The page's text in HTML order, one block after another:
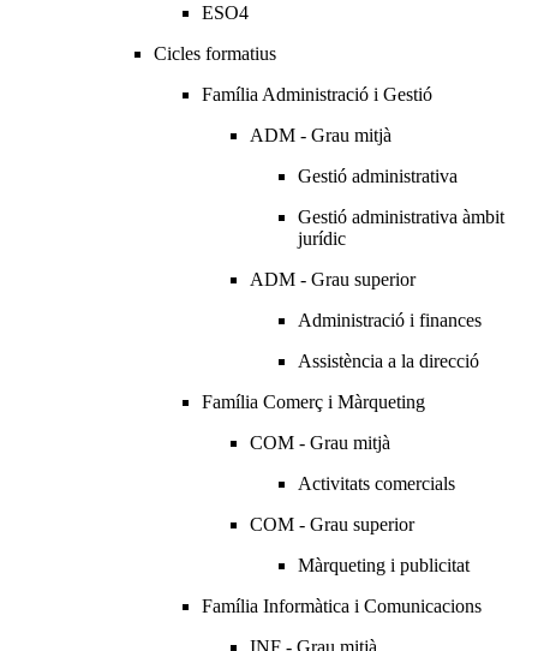
ESO4
Cicles formatius
Família Administració i Gestió
ADM - Grau mitjà
Gestió administrativa
Gestió administrativa àmbit
jurídic
ADM - Grau superior
Administració i finances
Assistència a la direcció
Família Comerç i Màrqueting
COM - Grau mitjà
Activitats comercials
COM - Grau superior
Màrqueting i publicitat
Família Informàtica i Comunicacions
INF - Grau mitjà